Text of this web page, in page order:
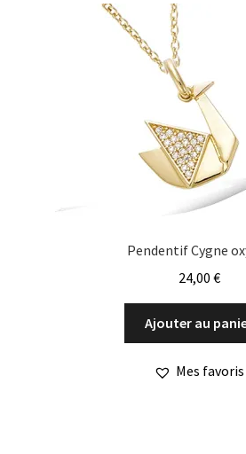
Pendentif Cygne
24,00 €
Ajouter au
Mes favoris